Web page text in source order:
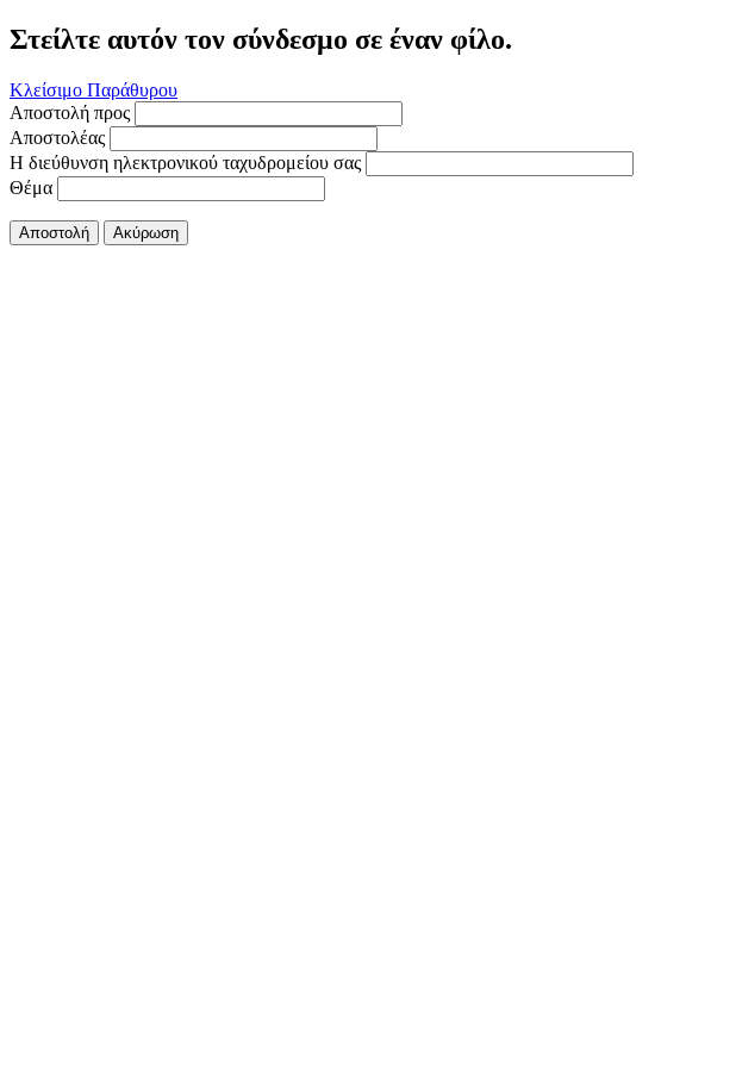
Στείλτε αυτόν τον σύνδεσμο σε έναν φίλο.
Κλείσιμο Παράθυρου
Αποστολή προς
Αποστολέας
Η διεύθυνση ηλεκτρονικού ταχυδρομείου σας
Θέμα
Αποστολή Ακύρωση